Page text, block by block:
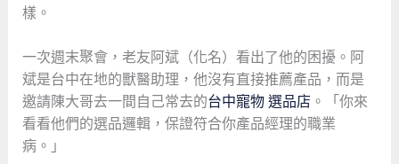
樣。
一次週末聚會，老友阿斌（化名）看出了他的困擾。阿
斌是台中在地的獸醫助理，他沒有直接推薦產品，而是
邀請陳大哥去一間自己常去的台中寵物 選品店。「你來
看看他們的選品邏輯，保證符合你產品經理的職業
病。」